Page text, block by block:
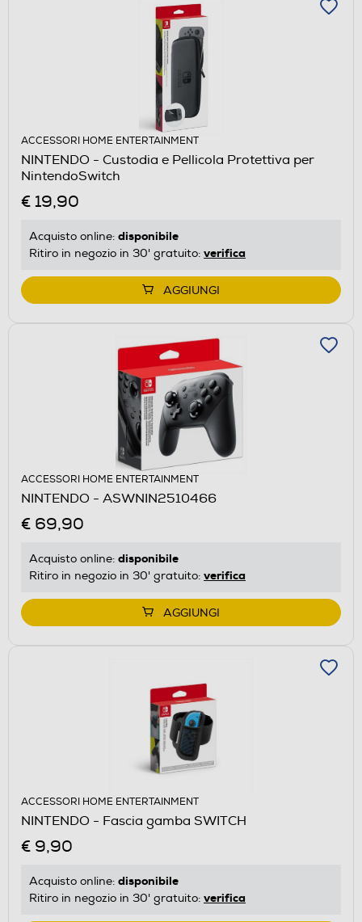
ACCESSORI HOME ENTERTAINMENT
NINTENDO - Custodia e Pellicola Protettiva per
NintendoSwitch
€ 19,90
Acquisto online: disponibile
Ritiro in negozio in 30' gratuito: verifica
AGGIUNGI
ACCESSORI HOME ENTERTAINMENT
NINTENDO - ASWNIN2510466
€ 69,90
Acquisto online: disponibile
Ritiro in negozio in 30' gratuito: verifica
AGGIUNGI
ACCESSORI HOME ENTERTAINMENT
NINTENDO - Fascia gamba SWITCH
€ 9,90
Acquisto online: disponibile
Ritiro in negozio in 30' gratuito: verifica